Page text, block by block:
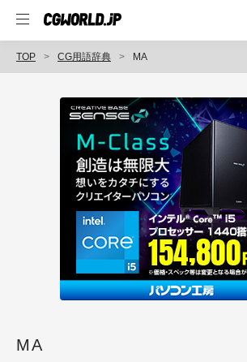
TOP CG用語辞典 MA
MA